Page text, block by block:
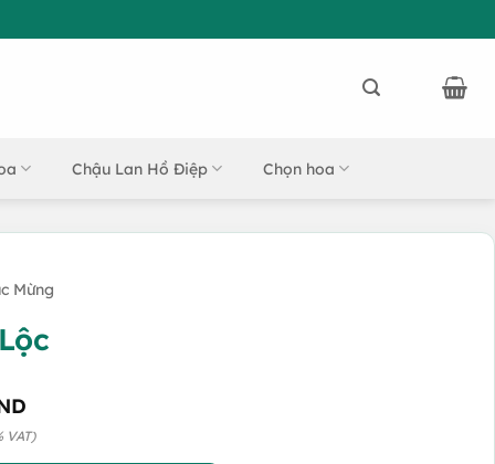
Chậu Lan Hồ Điệp Chọn hoa
Mừng
VAT)